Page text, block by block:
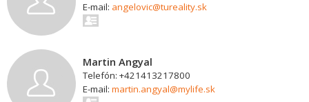
E-mail: angelovic@tureality.sk
Martin Angyal
Telefón: +421413217800
E-mail: martin.angyal@mylife.sk